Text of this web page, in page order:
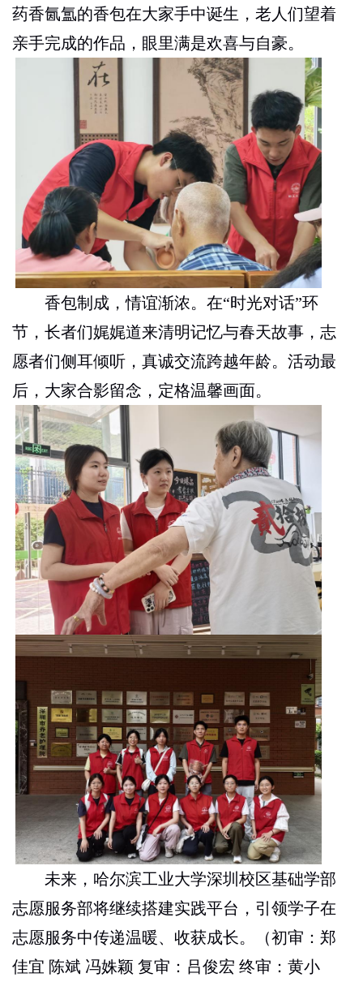
药香氤氲的香包在大家手中诞生，老人们望着
亲手完成的作品，眼里满是欢喜与自豪。
香包制成，情谊渐浓。在“时光对话”环
节，长者们娓娓道来清明记忆与春天故事，志
愿者们侧耳倾听，真诚交流跨越年龄。活动最
后，大家合影留念，定格温馨画面。
未来，哈尔滨工业大学深圳校区基础学部
志愿服务部将继续搭建实践平台，引领学子在
志愿服务中传递温暖、收获成长。
（初审：郑
佳宜 陈斌 冯姝颖 复审：吕俊宏 终审：黄小